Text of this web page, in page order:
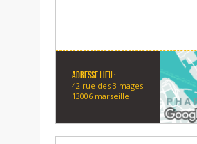
Adresse lieu :
42 rue des 3 mages
13006 marseille